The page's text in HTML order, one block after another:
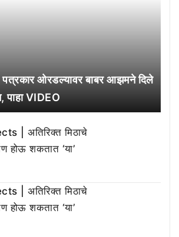
ओरडल्यावर बाबर आझमने दिले
पाहा VIDEO
| अतिरिक्त मिठाचे
होऊ शकतात ‘या’
| अतिरिक्त मिठाचे
होऊ शकतात ‘या’